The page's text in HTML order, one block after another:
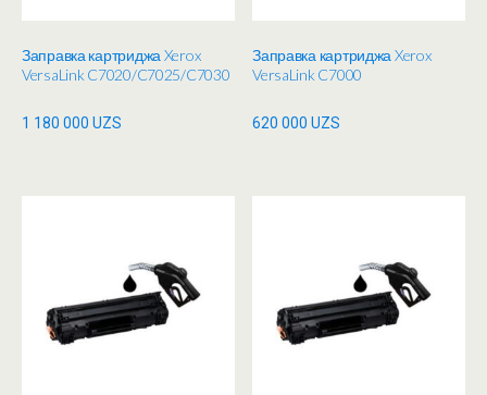
Заправка картриджа Xerox
VersaLink C7020/C7025/C7030
1 180 000 UZS
Заправка картриджа Xerox
VersaLink C7000
620 000UZS